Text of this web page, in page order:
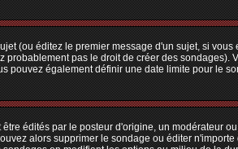
(ou éditez le premier message d'un sujet, si
probablement pas le droit de créer des
pouvez également définir une date limite pour le
édités par le posteur d'origine, un modérateur
alors supprimer le sondage ou éditer